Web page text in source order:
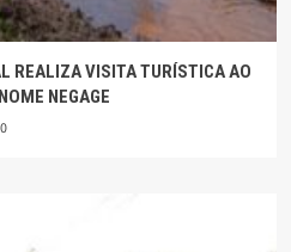
REALIZA VISITA TURÍSTICA AO
NEGAGE
0